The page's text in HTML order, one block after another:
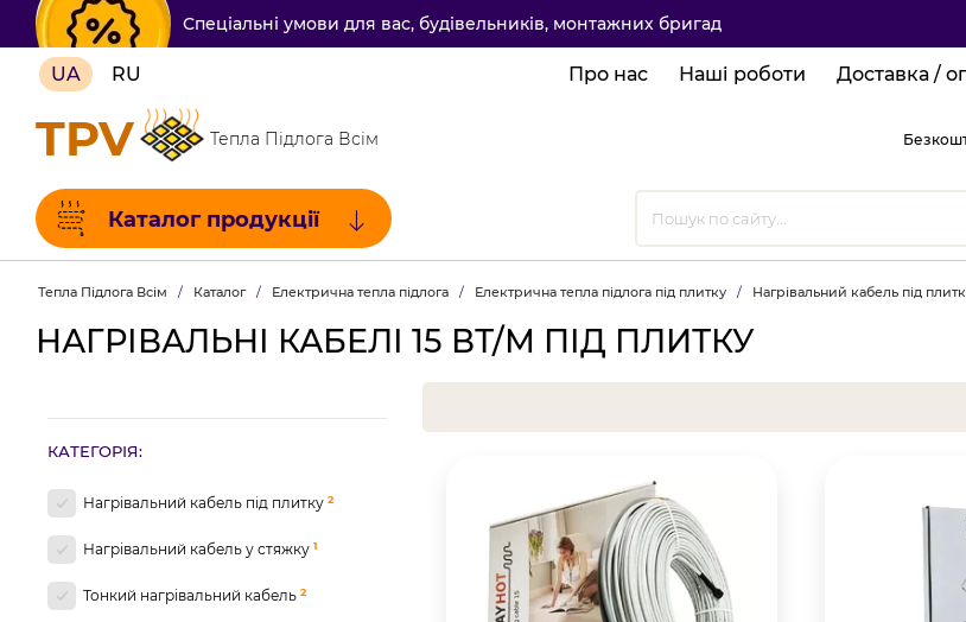
Спеціальні умови для вас, будівельників, монтажних бригад
UA RU Про нас Наші роботи Доставка /
TPV Тепла Підлога Всім
Каталог продукції
Тепла Підлога Всім / Каталог / Електрична тепла підлога / Електрична тепла підлога під плитку / Нагрівальний кабель під
НАГРІВАЛЬНІ КАБЕЛІ 15 ВТ/М ПІД ПЛИТКУ
КАТЕГОРІЯ:
Нагрівальний кабель під плитку 2
Нагрівальний кабель у стяжку 1
Тонкий нагрівальний кабель 2